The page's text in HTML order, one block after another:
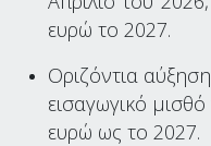
ευρώ το 2027.
Οριζόντια
εισαγωγικό
ευρώ ως το 2027.